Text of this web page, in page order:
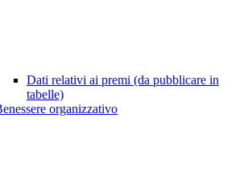
Dati relativi ai premi (da pubblicare in
tabelle)
organizzativo